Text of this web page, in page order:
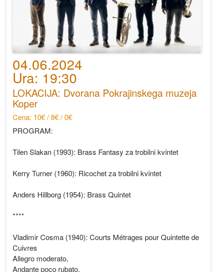
04.06.2024
Ura: 19:30
LOKACIJA: Dvorana Pokrajinskega muzeja
Koper
Cena: 10€ / 8€ / 0€
PROGRAM:
Tilen Slakan (1993): Brass Fantasy za trobilni kvintet
Kerry Turner (1960): Ricochet za trobilni kvintet
Anders Hillborg (1954): Brass Quintet
****
Vladimir Cosma (1940): Courts Métrages pour Quintette de
Cuivres
Allegro moderato,
Andante poco rubato,